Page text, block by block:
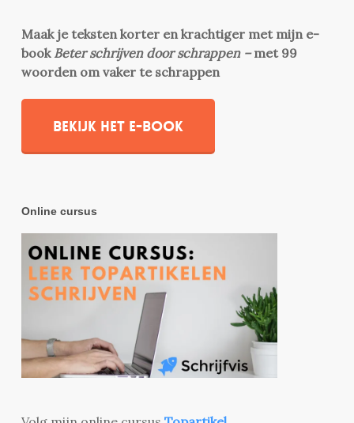
Maak je teksten korter en krachtiger met mijn e-
book Beter schrijven door schrappen –met 99
woorden om vaker te schrappen
Bekijk het e-book
Online cursus